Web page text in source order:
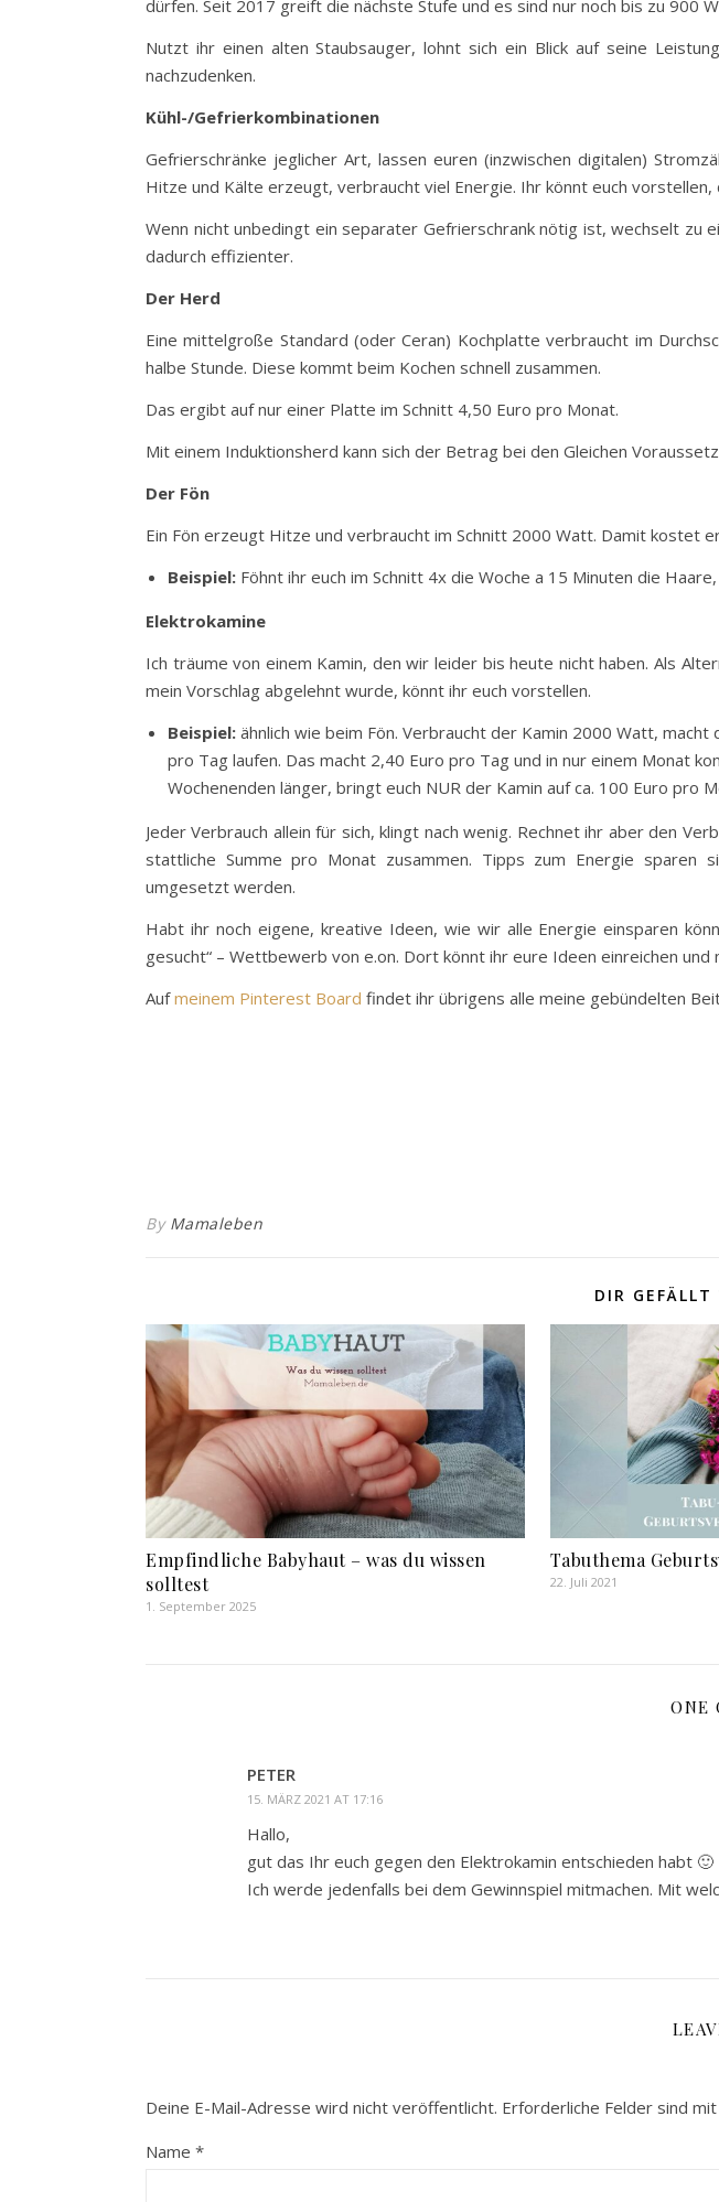
dürfen. Seit 2017 greift die nächste Stufe und es sind nur noch bis zu 900
Nutzt ihr einen alten Staubsauger, lohnt sich ein Blick auf seine
nachzudenken.
Kühl-/Gefrierkombinationen
Gefrierschränke jeglicher Art, lassen euren (inzwischen digitalen)
Hitze und Kälte erzeugt, verbraucht viel Energie. Ihr könnt euch
Wenn nicht unbedingt ein separater Gefrierschrank nötig ist, wechselt zu
dadurch effizienter.
Der Herd
Eine mittelgroße Standard (oder Ceran) Kochplatte verbraucht im
halbe Stunde. Diese kommt beim Kochen schnell zusammen.
Das ergibt auf nur einer Platte im Schnitt 4,50 Euro pro Monat.
Mit einem Induktionsherd kann sich der Betrag bei den Gleichen
Der Fön
Ein Fön erzeugt Hitze und verbraucht im Schnitt 2000 Watt. Damit kostet
Beispiel: Föhnt ihr euch im Schnitt 4x die Woche a 15 Minuten die
Elektrokamine
Ich träume von einem Kamin, den wir leider bis heute nicht haben. Als
mein Vorschlag abgelehnt wurde, könnt ihr euch vorstellen.
Beispiel: ähnlich wie beim Fön. Verbraucht der Kamin 2000 Watt, macht
pro Tag laufen. Das macht 2,40 Euro pro Tag und in nur einem Monat
Wochenenden länger, bringt euch NUR der Kamin auf ca. 100 Euro pro
Jeder Verbrauch allein für sich, klingt nach wenig. Rechnet ihr aber den
stattliche Summe pro Monat zusammen. Tipps zum Energie sparen
umgesetzt werden.
Habt ihr noch eigene, kreative Ideen, wie wir alle Energie einsparen
gesucht“ – Wettbewerb von e.on. Dort könnt ihr eure Ideen einreichen
Aufmeinem Pinterest Board findet ihr übrigens alle meine gebündelten
By Mamaleben
DIR
Empfindliche Babyhaut – was du wissen
solltest
1. September 2025
Tabuthema
22. Juli 2021
ONE
PETER
15. MÄRZ 2021 AT 17:16
Hallo,
gut das Ihr euch gegen den Elektrokamin entschieden habt 🙂
Ich werde jedenfalls bei dem Gewinnspiel mitmachen. Mit
Deine E-Mail-Adresse wird nicht veröffentlicht. Erforderliche Felder sind mit
Name *